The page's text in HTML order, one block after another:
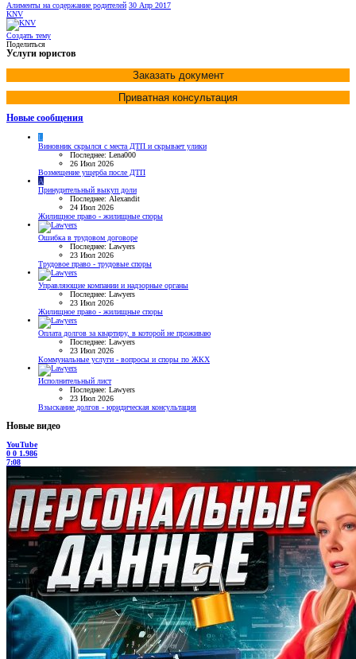
Алименты на содержание родителей 30 Апр 2017
KNV
Создать тему
Поделиться
Услуги юристов
Заказать документ
Приватная консультация
Новые сообщения
L
Виновник скрылся с места ДТП и скрывает улики
Последнее: Lena000
26 Июл 2026
Возмещение ущерба после ДТП
A
Принудительный выкуп доли
Последнее: Alexandit
24 Июл 2026
Жилищное право - жилищные споры
Ошибка в трудовом договоре
Последнее: Lawyers
23 Июл 2026
Трудовое право - трудовые споры
Управляющие компании и надзорные органы
Последнее: Lawyers
23 Июл 2026
Жилищное право - жилищные споры
Оплата долгов за квартиру, в которой не проживаю
Последнее: Lawyers
23 Июл 2026
Коммунальные услуги - вопросы и споры по ЖКХ
Исполнительный лист
Последнее: Lawyers
23 Июл 2026
Взыскание долгов - юридическая консультация
Новые видео
YouTube
0 0 1.986
7:08